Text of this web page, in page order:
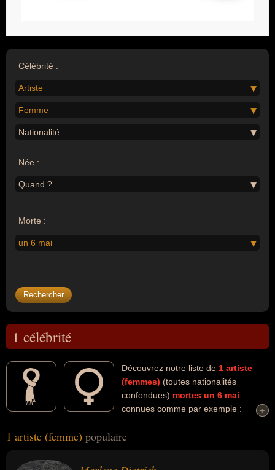
Célébrité :
Artiste
Femme
Nationalité
Née :
Quand ?
Morte :
un 6 mai
1 célébrité
Découvrez notre liste de 1 artiste
(femmes) (toutes nationalités
confondues) mortes un 6 mai
connues comme par exemple :
avoir des liens variés dans les domaines de l'art ou du cinéma. Ces
leurs nationalités au moment de leurs morts, ils peuvent avoir été
+
+
1 artiste (femme) populaire